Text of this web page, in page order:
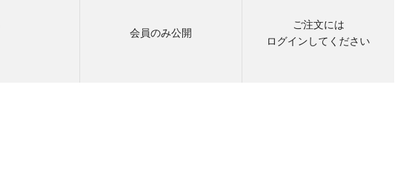
会員のみ公開
ご注文には
ログイン してください